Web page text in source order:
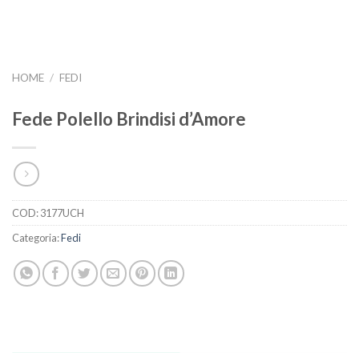
HOME / FEDI
Fede Polello Brindisi d’Amore
COD:3177UCH
Categoria:Fedi